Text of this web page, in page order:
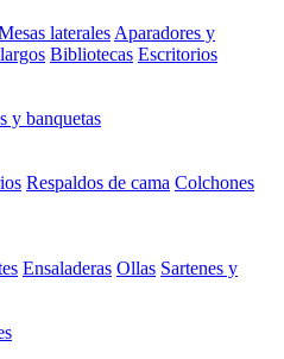
laterales Aparadores y
Bibliotecas Escritorios
y banquetas
Respaldos de cama Colchones
Ensaladeras Ollas Sartenes y